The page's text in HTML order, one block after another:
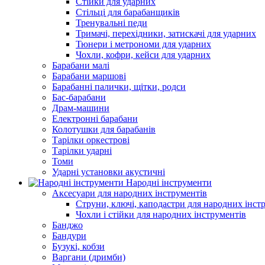
Стільці для барабанщиків
Тренувальні педи
Тримачі, перехідники, затискачі для ударних
Тюнери і метрономи для ударних
Чохли, кофри, кейси для ударних
Барабани малі
Барабани маршові
Барабанні палички, щітки, родси
Бас-барабани
Драм-машини
Електронні барабани
Колотушки для барабанів
Тарілки оркестрові
Тарілки ударні
Томи
Ударні установки акустичні
Народні інструменти
Аксесуари для народних інструментів
Струни, ключі, каподастри для народних
Чохли і стійки для народних інструментів
Банджо
Бандури
Бузукі, кобзи
Варгани (дримби)